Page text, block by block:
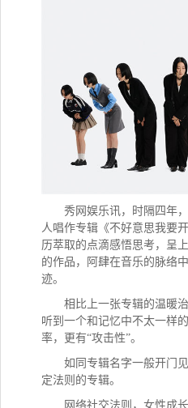
秀网娱乐讯，
时隔四年
人唱作专辑《不好意思我要
历萃取的点滴感悟思考，呈上
的作品，阿肆在音乐的脉络
迹。
相比上一张专辑的温暖
听到一个和记忆中不太一样
率，更有“攻击性”。
如同专辑名字一般开门
定法则的专辑。
网络社交法则，女性成